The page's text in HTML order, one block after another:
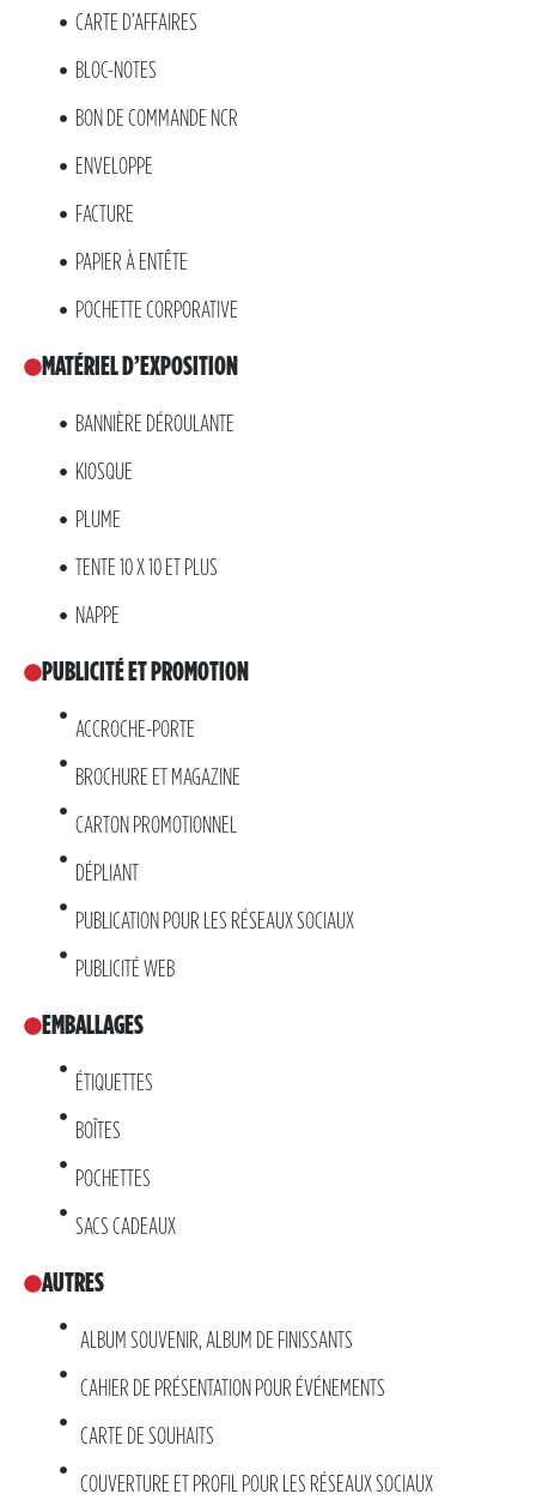
CARTE D’AFFAIRES
BLOC-NOTES
BON DE COMMANDE NCR
ENVELOPPE
FACTURE
PAPIER À ENTÊTE
POCHETTE CORPORATIVE
MATÉRIEL D’EXPOSITION
BANNIÈRE DÉROULANTE
KIOSQUE
PLUME
TENTE 10 X 10 ET PLUS
NAPPE
PUBLICITÉ ET PROMOTION
ACCROCHE-PORTE
BROCHURE ET MAGAZINE
CARTON PROMOTIONNEL
DÉPLIANT
PUBLICATION POUR LES RÉSEAUX SOCIAUX
PUBLICITÉ WEB
EMBALLAGES
ÉTIQUETTES
BOÎTES
POCHETTES
SACS CADEAUX
AUTRES
ALBUM SOUVENIR, ALBUM DE FINISSANTS
CAHIER DE PRÉSENTATION POUR ÉVÉNEMENTS
CARTE DE SOUHAITS
COUVERTURE ET PROFIL POUR LES RÉSEAUX SOCIAUX